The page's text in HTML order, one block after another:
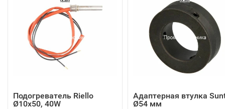
Подогреватель Riello
Ø10x50, 40W
Адаптерная втулка
Ø54 мм